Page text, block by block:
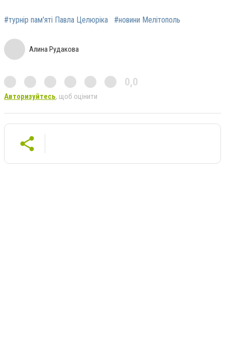
#турнір пам'яті Павла Целюріка #новини Мелітополь
Алина Рудакова
0,0
Авторизуйтесь, щоб оцінити